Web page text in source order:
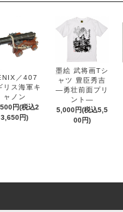
／407
リス海軍キ
ャノン
円(税込2
3,650円)
墨絵 武将画Tシ
ャツ 豊臣秀吉
―勇壮前面プリ
ント―
5,000円(税込5,5
00円)